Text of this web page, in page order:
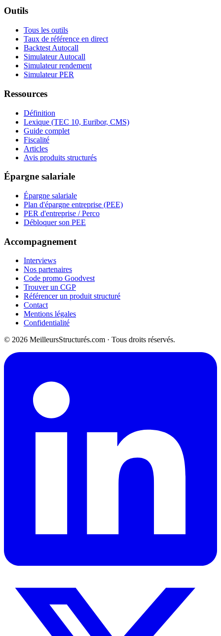
Outils
Tous les outils
Taux de référence en direct
Backtest Autocall
Simulateur Autocall
Simulateur rendement
Simulateur PER
Ressources
Définition
Lexique (TEC 10, Euribor, CMS)
Guide complet
Fiscalité
Articles
Avis produits structurés
Épargne salariale
Épargne salariale
Plan d'épargne entreprise (PEE)
PER d'entreprise / Perco
Débloquer son PEE
Accompagnement
Interviews
Nos partenaires
Code promo Goodvest
Trouver un CGP
Référencer un produit structuré
Contact
Mentions légales
Confidentialité
© 2026 MeilleursStructurés.com · Tous droits réservés.